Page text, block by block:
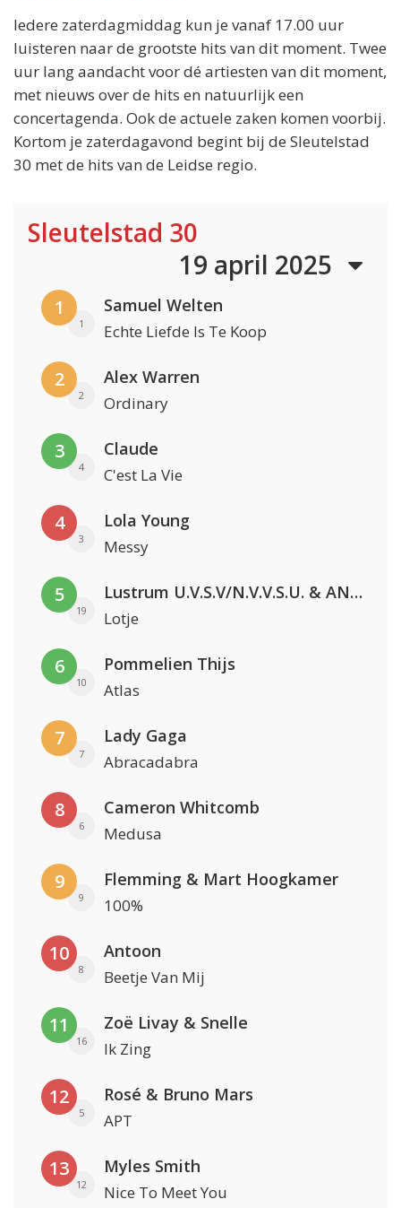
Iedere zaterdagmiddag kun je vanaf 17.00 uur
luisteren naar de grootste hits van dit moment. Twee
uur lang aandacht voor dé artiesten van dit moment,
met nieuws over de hits en natuurlijk een
concertagenda. Ook de actuele zaken komen voorbij.
Kortom je zaterdagavond begint bij de Sleutelstad
30 met de hits van de Leidse regio.
Sleutelstad 30
19 april 2025
1
1
Samuel Welten
Echte Liefde Is Te Koop
2
2
Alex Warren
Ordinary
3
4
Claude
C'est La Vie
4
3
Lola Young
Messy
5
19
Lustrum U.V.S.V/N.V.V.S.U. & ANNO ONS & Jopke van Dobbenburgh & Roeland Beelen
Lotje
6
10
Pommelien Thijs
Atlas
7
7
Lady Gaga
Abracadabra
8
6
Cameron Whitcomb
Medusa
9
9
Flemming & Mart Hoogkamer
100%
10
8
Antoon
Beetje Van Mij
11
16
Zoë Livay & Snelle
Ik Zing
12
5
Rosé & Bruno Mars
APT
13
12
Myles Smith
Nice To Meet You